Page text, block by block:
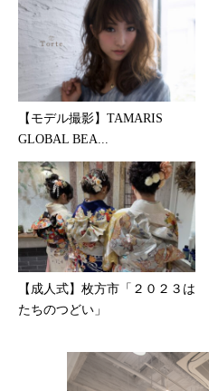
【モデル撮影】TAMARIS
GLOBAL BEA...
【成人式】枚方市「２０２３は
たちのつどい」